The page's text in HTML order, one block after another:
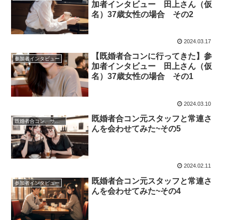
加者インタビュー 田上さん（仮
名）37歳女性の場合 その2
2024.03.17
参加者インタビュー
【既婚者合コンに行ってきた】参
加者インタビュー 田上さん（仮
名）37歳女性の場合 その1
2024.03.10
既婚者合コン、サークル、パーティーについて
既婚者合コン元スタッフと常連さ
んを会わせてみた~その5
2024.02.11
参加者インタビュー
既婚者合コン元スタッフと常連さ
んを会わせてみた~その4